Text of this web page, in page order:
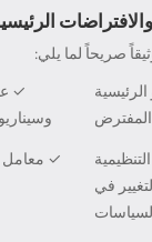
صريحاً لما يلي:
المفترض
✓
في
✓ معامل